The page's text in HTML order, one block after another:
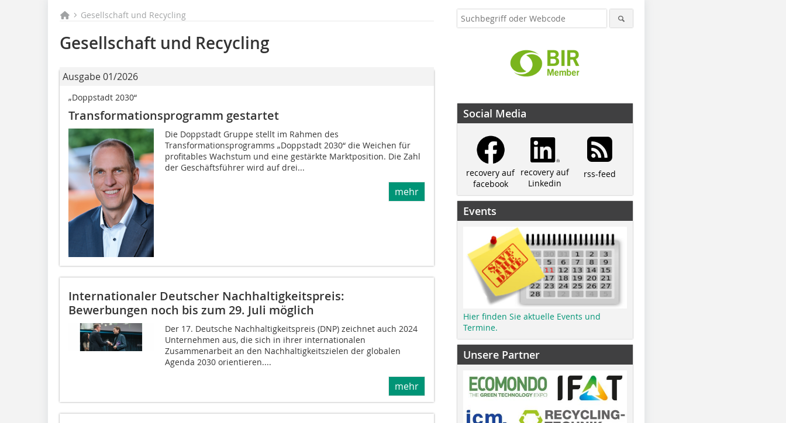
Gesellschaft und Recycling
Gesellschaft und Recycling
Ausgabe 01/2026
„Doppstadt 2030“
Transformationsprogramm gestartet
Die Doppstadt Gruppe stellt im Rahmen des
Transformationsprogramms „Doppstadt 2030“ die Weichen für
profitables Wachstum und eine gestärkte Marktposition. Die Zahl
der Geschäftsführer wird auf drei...
mehr
Internationaler Deutscher Nachhaltigkeitspreis:
Bewerbungen noch bis zum 29. Juli möglich
Der 17. Deutsche Nachhaltigkeitspreis (DNP) zeichnet auch 2024
Unternehmen aus, die sich in ihrer internationalen
Zusammenarbeit an den Nachhaltigkeitszielen der globalen
Agenda 2030 orientieren....
mehr
Social Media
recovery auf
facebook
recovery auf
Linkedin
rss-feed
Events
Hier finden Sie aktuelle Events und
Termine.
Unsere Partner